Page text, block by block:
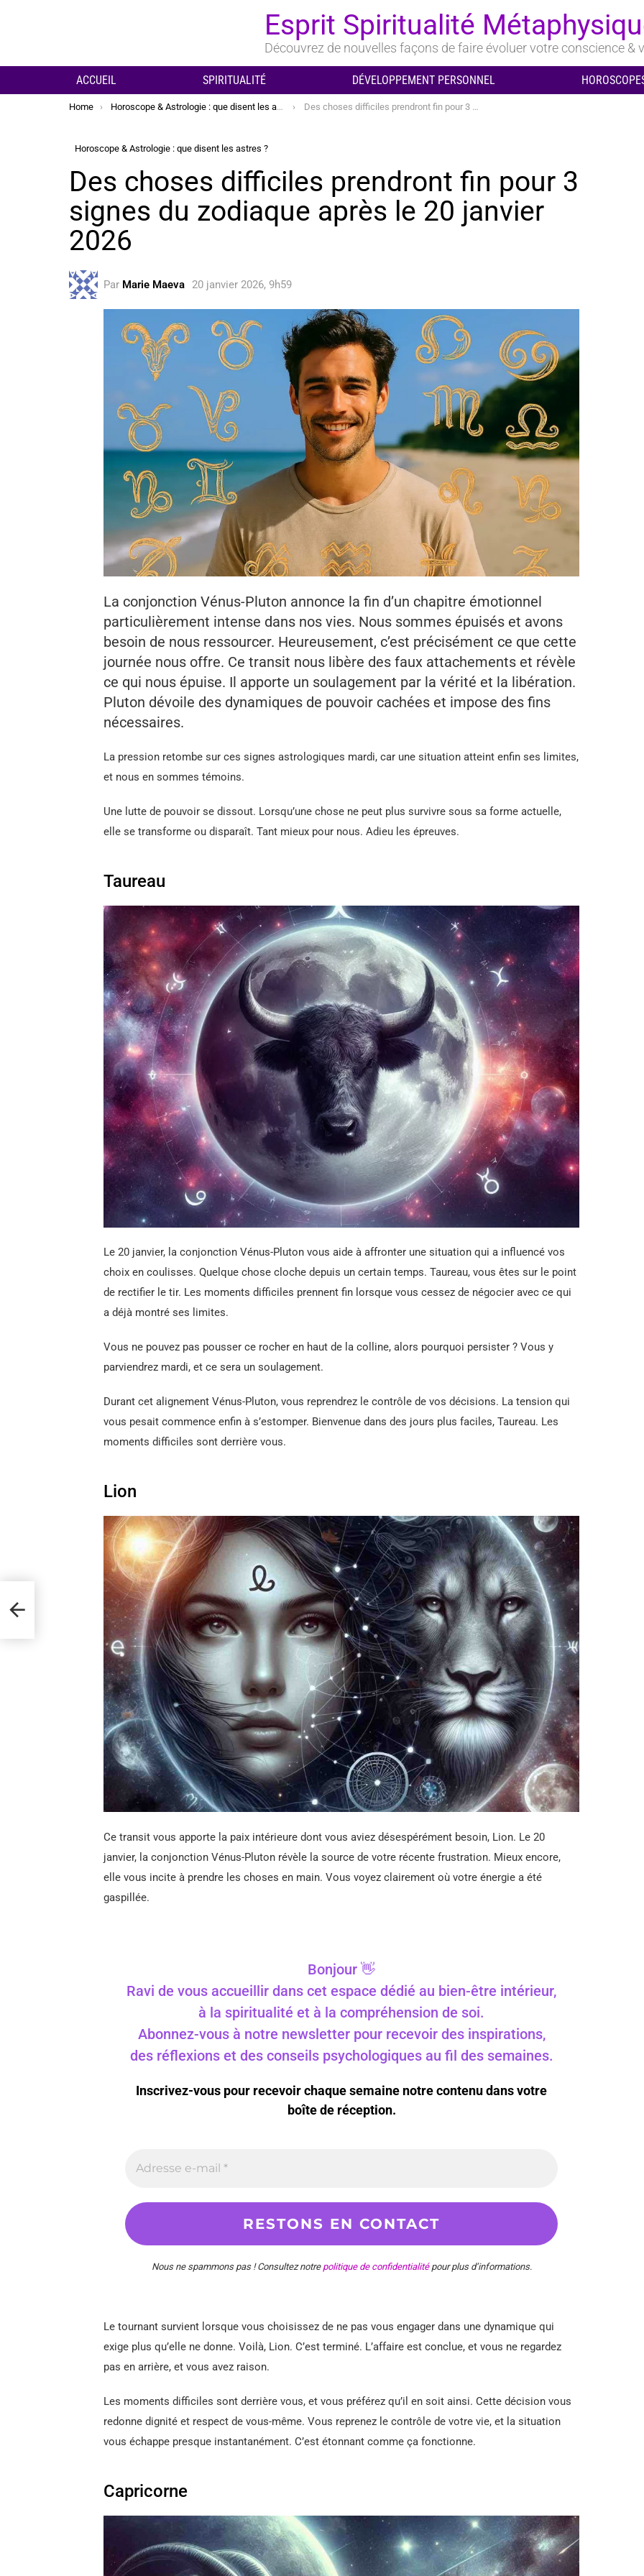
Esprit Spiritualité
Découvrez de nouvelles façons de faire évoluer votre conscience &
ACCUEIL SPIRITUALITÉ DÉVELOPPEMENT PERSONNEL
You are here:
Home Horoscope & Astrologie : que disent les astres ? Des choses difficiles prendront fin pour 3 signes du zodiaque après le 20 janvier 2026
Horoscope & Astrologie : que disent les astres ?
Des choses difficiles prendront fin pour 3
signes du zodiaque après le 20 janvier
2026
Par Marie Maeva 20 janvier 2026, 9h59
La conjonction Vénus-Pluton annonce la fin d’un chapitre émotionnel
particulièrement intense dans nos vies. Nous sommes épuisés et avons
besoin de nous ressourcer. Heureusement, c’est précisément ce que cette
journée nous offre. Ce transit nous libère des faux attachements et révèle
ce qui nous épuise. Il apporte un soulagement par la vérité et la libération.
Pluton dévoile des dynamiques de pouvoir cachées et impose des fins
nécessaires.
La pression retombe sur ces signes astrologiques mardi, car une situation atteint enfin ses limites,
et nous en sommes témoins.
Une lutte de pouvoir se dissout. Lorsqu’une chose ne peut plus survivre sous sa forme actuelle,
elle se transforme ou disparaît. Tant mieux pour nous. Adieu les épreuves.
Taureau
Le 20 janvier, la conjonction Vénus-Pluton vous aide à affronter une situation qui a influencé vos
choix en coulisses. Quelque chose cloche depuis un certain temps. Taureau, vous êtes sur le point
de rectifier le tir. Les moments difficiles prennent fin lorsque vous cessez de négocier avec ce qui
a déjà montré ses limites.
Vous ne pouvez pas pousser ce rocher en haut de la colline, alors pourquoi persister ? Vous y
parviendrez mardi, et ce sera un soulagement.
Durant cet alignement Vénus-Pluton, vous reprendrez le contrôle de vos décisions. La tension qui
vous pesait commence enfin à s’estomper. Bienvenue dans des jours plus faciles, Taureau. Les
moments difficiles sont derrière vous.
Lion
Ce transit vous apporte la paix intérieure dont vous aviez désespérément besoin, Lion. Le 20
janvier, la conjonction Vénus-Pluton révèle la source de votre récente frustration. Mieux encore,
elle vous incite à prendre les choses en main. Vous voyez clairement où votre énergie a été
gaspillée.
Bonjour 👋
Ravi de vous accueillir dans cet espace dédié au bien-être intérieur,
à la spiritualité et à la compréhension de soi.
Abonnez-vous à notre newsletter pour recevoir des inspirations,
des réflexions et des conseils psychologiques au fil des semaines.
Inscrivez-vous pour recevoir chaque semaine notre contenu dans votre
boîte de réception.
Nous ne spammons pas ! Consultez notre politique de confidentialitépour plus d’informations.
Le tournant survient lorsque vous choisissez de ne pas vous engager dans une dynamique qui
exige plus qu’elle ne donne. Voilà, Lion. C’est terminé. L’affaire est conclue, et vous ne regardez
pas en arrière, et vous avez raison.
Les moments difficiles sont derrière vous, et vous préférez qu’il en soit ainsi. Cette décision vous
redonne dignité et respect de vous-même. Vous reprenez le contrôle de votre vie, et la situation
vous échappe presque instantanément. C’est étonnant comme ça fonctionne.
Capricorne